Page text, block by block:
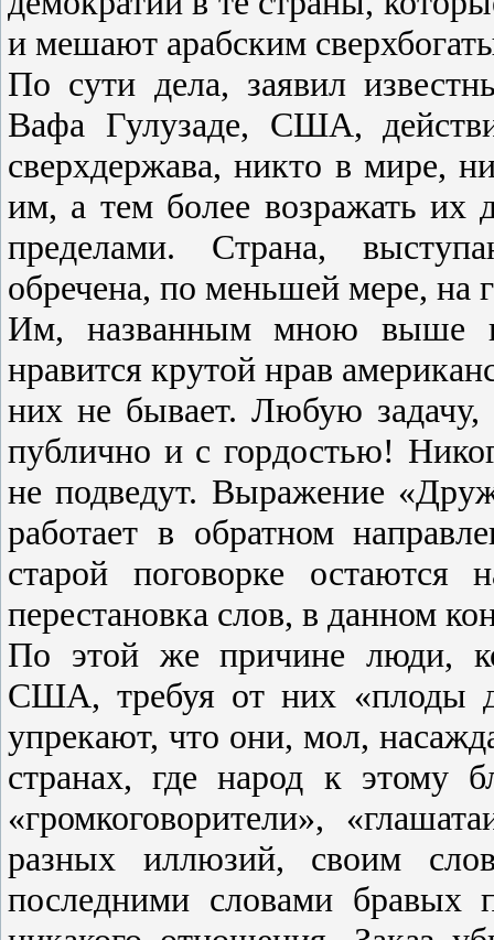
и мешают арабским
По сути дела, заявил
Вафа Гулузаде, США,
сверхдержава, никто в мире,
им, а тем более возражать их
пределами. Страна,
обречена, по меньшей мере, на
Им, названным мною выше
нравится крутой нрав
них не бывает. Любую задачу,
публично и с гордостью!
не подведут. Выражение
работает в обратном
старой поговорке остаются
перестановка слов, в данном
По этой же причине люди,
США, требуя от них «плоды
упрекают, что они, мол,
странах, где народ к этому
«громкоговорители»,
разных иллюзий, своим
последними словами